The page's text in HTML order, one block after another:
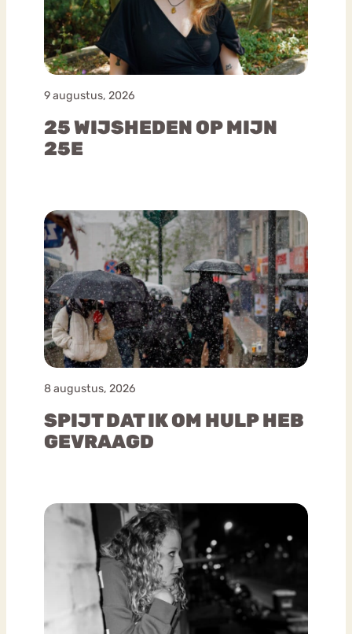
9 augustus, 2026
25 WIJSHEDEN OP MIJN
25E
8 augustus, 2026
SPIJT DAT IK OM HULP HEB
GEVRAAGD